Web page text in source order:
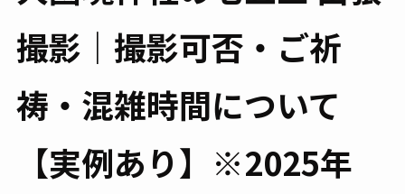
撮影｜撮影可否・ご祈
祷・混雑時間について
【実例あり】※2025年